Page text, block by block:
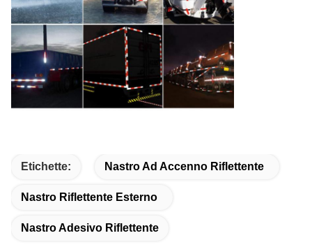
Etichette: Nastro Ad Accenno Riflettente
Nastro Riflettente Esterno
Nastro Adesivo Riflettente